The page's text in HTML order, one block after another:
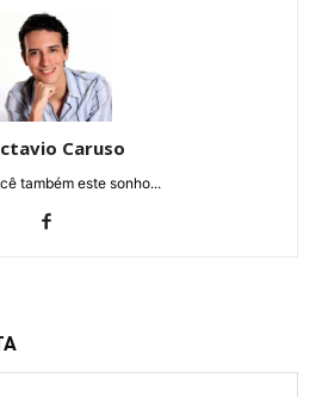
Caruso
também este sonho...